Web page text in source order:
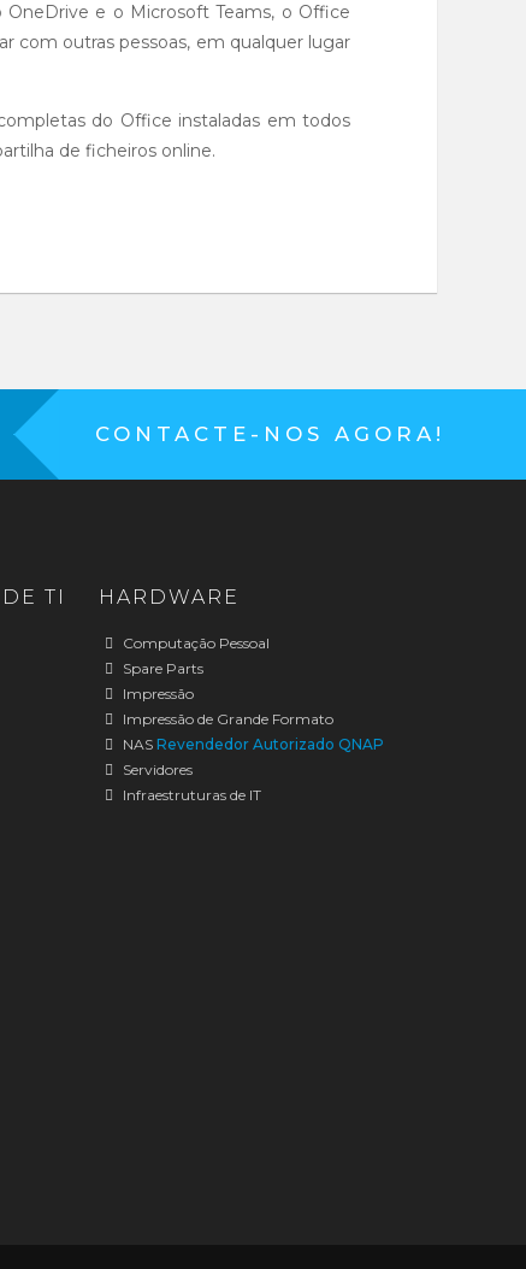
e o Microsoft Teams, o Office
com outras pessoas, em qualquer lugar
do Office instaladas em todos
de ficheiros online.
CONTACTE-NOS AGORA!
TI HARDWARE
Computação Pessoal
Spare Parts
Impressão
Impressão de Grande Formato
NAS Revendedor Autorizado QNAP
Servidores
Infraestruturas de IT